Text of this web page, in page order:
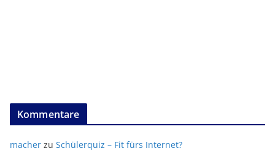
Kommentare
macher zu Schülerquiz – Fit fürs Internet?